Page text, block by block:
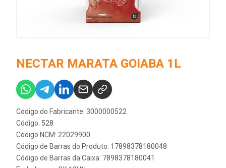
NECTAR MARATA GOIABA 1L
Código do Fabricante: 3000000522
Código: 528
Código NCM: 22029900
Código de Barras do Produto: 17898378180048
Código de Barras da Caixa: 7898378180041